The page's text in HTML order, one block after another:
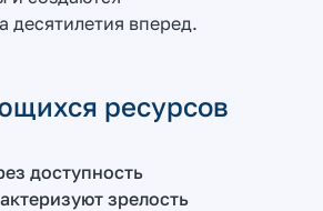
десятилетия вперед.
ресурсов
доступность
зрелость